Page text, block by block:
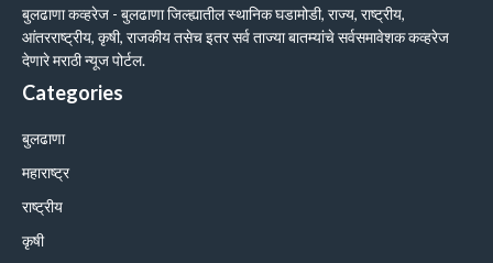
बुलढाणा कव्हरेज - बुलढाणा जिल्ह्यातील स्थानिक घडामोडी, राज्य, राष्ट्रीय,
आंतरराष्ट्रीय, कृषी, राजकीय तसेच इतर सर्व ताज्या बातम्यांचे सर्वसमावेशक कव्हरेज
देणारे मराठी न्यूज पोर्टल.
Categories
बुलढाणा
महाराष्ट्र
राष्ट्रीय
कृषी